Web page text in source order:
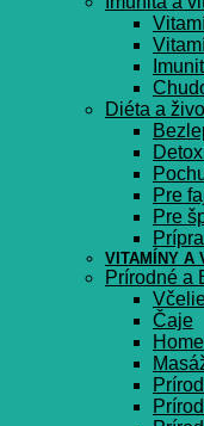
Diéta a
Pre
Pre
VITAMÍNY A
Prírodné a
Čaje